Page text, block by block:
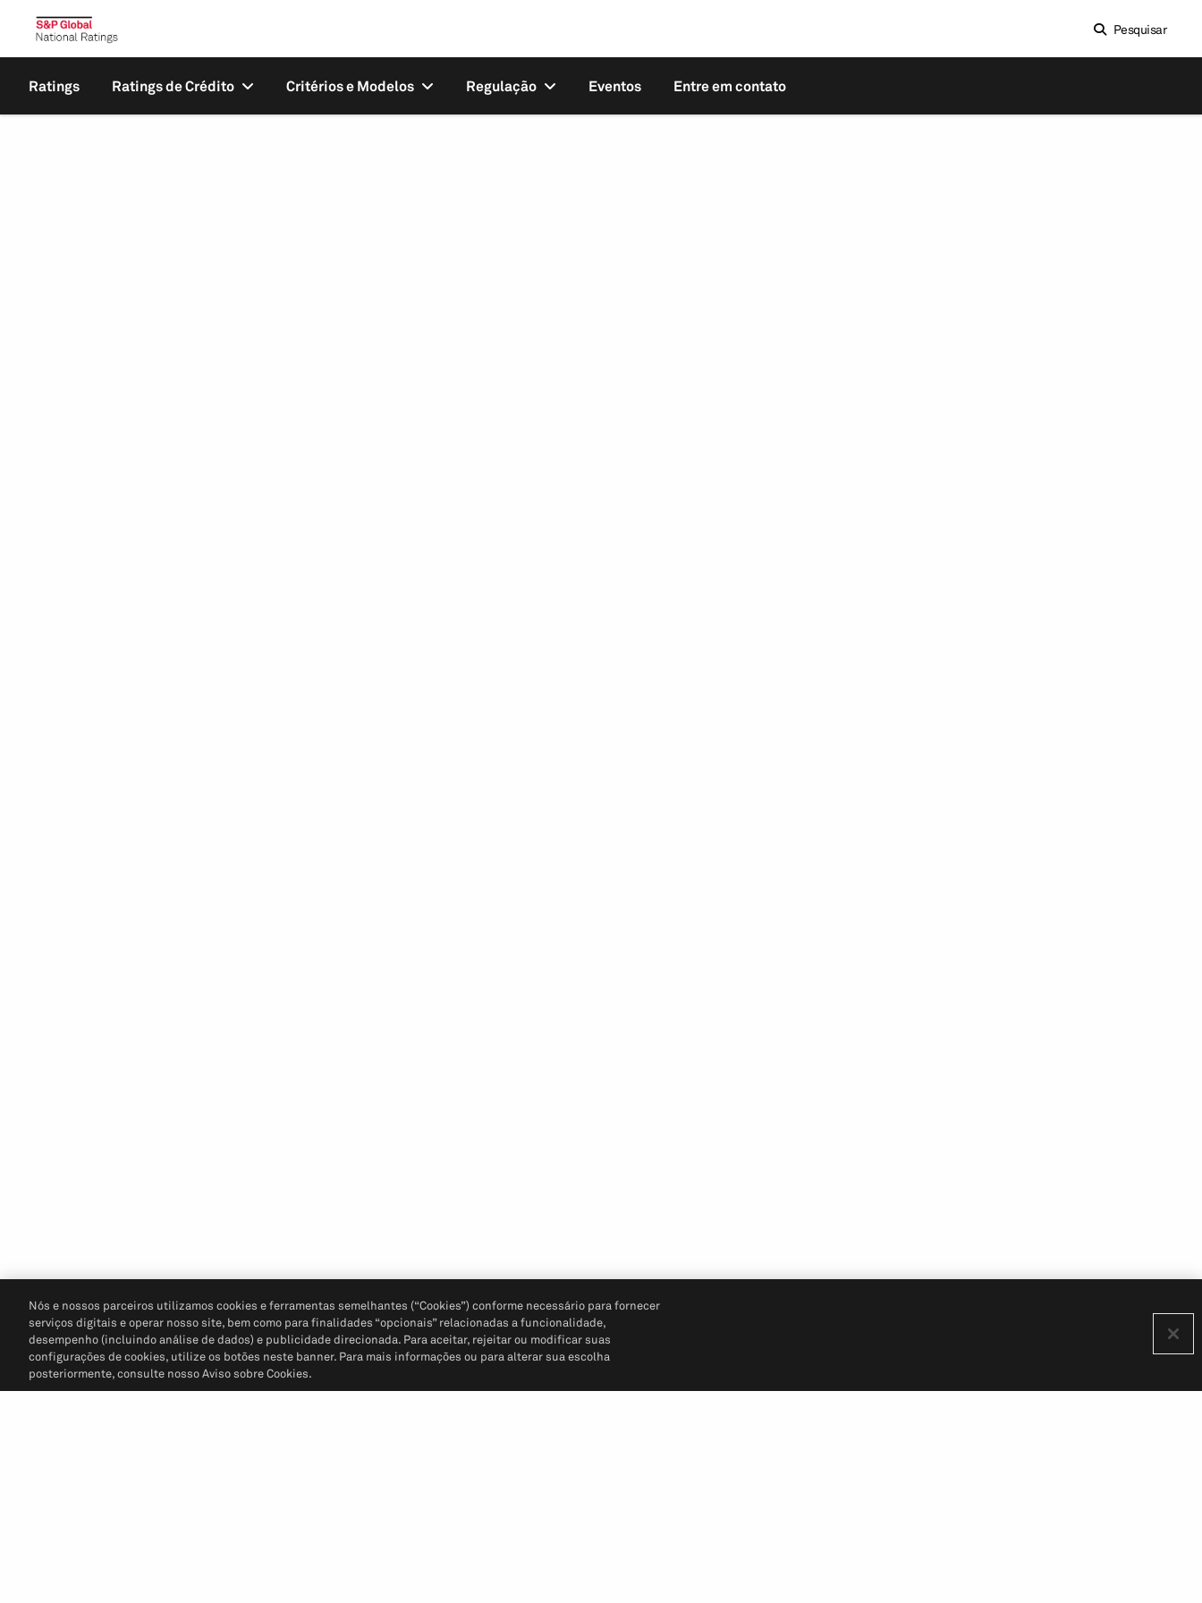
Pesquisar
Ratings Ratings de Crédito Critérios e Modelos Regulação Eventos Entre em contato
Nós e nossos parceiros utilizamos cookies e ferramentas semelhantes (“Cookies”) conforme necessário para fornecer
serviços digitais e operar nosso site, bem como para finalidades “opcionais” relacionadas a funcionalidade,
desempenho (incluindo análise de dados) e publicidade direcionada. Para aceitar, rejeitar ou modificar suas
configurações de cookies, utilize os botões neste banner. Para mais informações ou para alterar sua escolha
posteriormente, consulte nosso Aviso sobre Cookies.